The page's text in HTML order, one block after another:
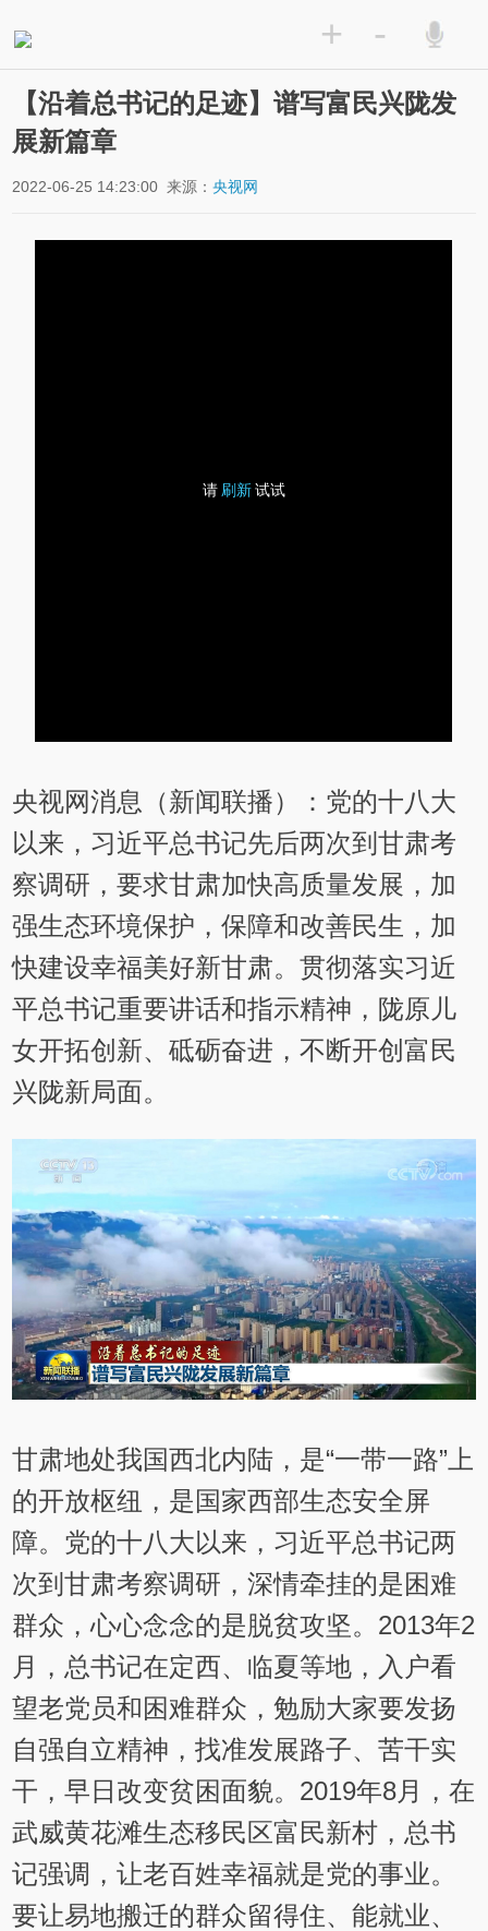
+ -
【沿着总书记的足迹】谱写富民兴陇发
展新篇章
2022-06-25 14:23:00 来源：央视网
央视网消息（新闻联播）：党的十八大
以来，习近平总书记先后两次到甘肃考
察调研，要求甘肃加快高质量发展，加
强生态环境保护，保障和改善民生，加
快建设幸福美好新甘肃。贯彻落实习近
平总书记重要讲话和指示精神，陇原儿
女开拓创新、砥砺奋进，不断开创富民
兴陇新局面。
甘肃地处我国西北内陆，是“一带一路”上
的开放枢纽，是国家西部生态安全屏
障。党的十八大以来，习近平总书记两
次到甘肃考察调研，深情牵挂的是困难
群众，心心念念的是脱贫攻坚。2013年2
月，总书记在定西、临夏等地，入户看
望老党员和困难群众，勉励大家要发扬
自强自立精神，找准发展路子、苦干实
干，早日改变贫困面貌。2019年8月，在
武威黄花滩生态移民区富民新村，总书
记强调，让老百姓幸福就是党的事业。
要让易地搬迁的群众留得住、能就业、